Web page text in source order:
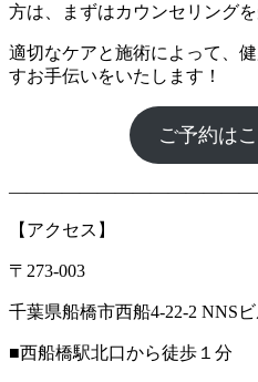
方は、まずはカウンセリング
適切なケアと施術によって、
すお手伝いをいたします！
ご予約は
【アクセス】
〒273-003
千葉県船橋市西船4-22-2 NNSビ
■西船橋駅北口から徒歩１分